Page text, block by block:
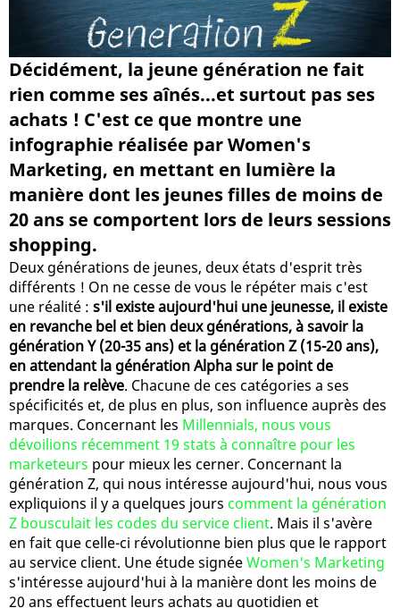
Décidément, la jeune génération ne fait
rien comme ses aînés...et surtout pas ses
achats ! C'est ce que montre une
infographie réalisée par Women's
Marketing, en mettant en lumière la
manière dont les jeunes filles de moins de
20 ans se comportent lors de leurs sessions
shopping.
Deux générations de jeunes, deux états d'esprit très
différents ! On ne cesse de vous le répéter mais c'est
une réalité : s'il existe aujourd'hui une jeunesse, il existe
en revanche bel et bien deux générations, à savoir la
génération Y (20-35 ans) et la génération Z (15-20 ans),
en attendant la génération Alpha sur le point de
prendre la relève. Chacune de ces catégories a ses
spécificités et, de plus en plus, son influence auprès des
marques. Concernant les Millennials, nous vous
dévoilions récemment 19 stats à connaître pour les
marketeurs pour mieux les cerner. Concernant la
génération Z, qui nous intéresse aujourd'hui, nous vous
expliquions il y a quelques jours comment la génération
Z bousculait les codes du service client. Mais il s'avère
en fait que celle-ci révolutionne bien plus que le rapport
au service client. Une étude signéeWomen's Marketing
s'intéresse aujourd'hui à la manière dont les moins de
20 ans effectuent leurs achats au quotidien et